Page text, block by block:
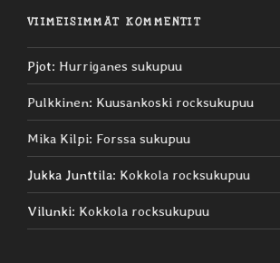
VIIMEISIMMÄT KOMMENTIT
Pjot: Hurriganes sukupuu
Pulkkinen: Kuusankoski rocksukupuu
Mika Kilpi: Forssa sukupuu
Jukka Junttila: Kokkola rocksukupuu
Vilunki: Kokkola rocksukupuu